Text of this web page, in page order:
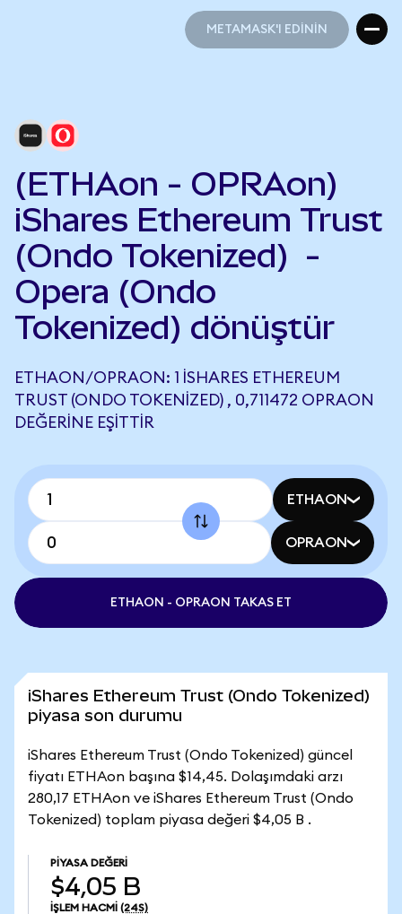
METAMASK'I EDİNİN
(ETHAon - OPRAon)
iShares Ethereum Trust
(Ondo Tokenized) -
Opera (Ondo
Tokenized) dönüştür
ETHAON/OPRAON: 1 ISHARES ETHEREUM
TRUST (ONDO TOKENIZED) , 0,711472 OPRAON
DEĞERINE EŞITTIR
ETHAON
OPRAON
ETHAON - OPRAON TAKAS ET
iShares Ethereum Trust (Ondo Tokenized)
piyasa son durumu
iShares Ethereum Trust (Ondo Tokenized) güncel
fiyatı ETHAon başına $14,45. Dolaşımdaki arzı
280,17 ETHAon ve iShares Ethereum Trust (Ondo
Tokenized) toplam piyasa değeri $4,05 B .
PIYASA DEĞERI
$4,05 B
İŞLEM HACMI (24S)